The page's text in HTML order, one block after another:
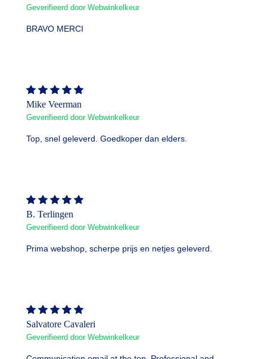
Geverifieerd door Webwinkelkeur
BRAVO MERCI
Mike Veerman
Geverifieerd door Webwinkelkeur
Top, snel geleverd. Goedkoper dan elders.
B. Terlingen
Geverifieerd door Webwinkelkeur
Prima webshop, scherpe prijs en netjes geleverd.
Salvatore Cavaleri
Geverifieerd door Webwinkelkeur